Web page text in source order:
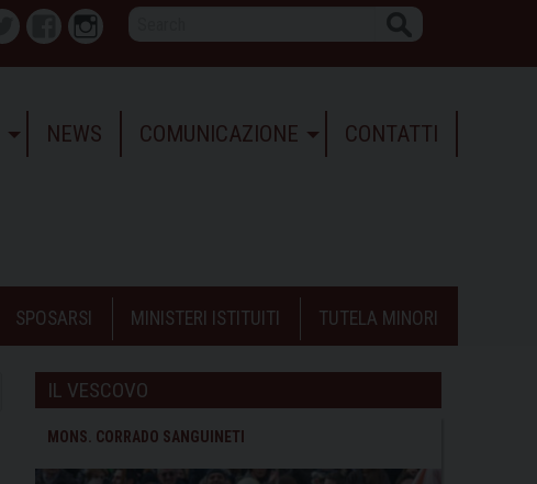
Twitter FacebookInstagram
NEWS COMUNICAZIONE CONTATTI
SPOSARSI MINISTERI ISTITUITI TUTELA MINORI
IL VESCOVO
MONS. CORRADO SANGUINETI